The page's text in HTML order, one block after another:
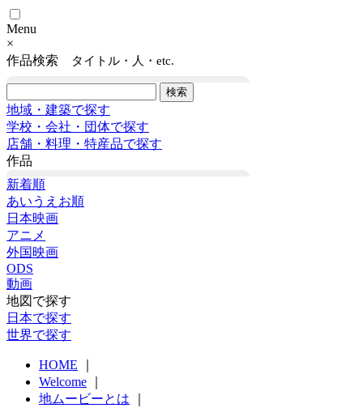
Menu
×
作品検索
タイトル・人・etc.
地域・建築で探す
学校・会社・団体で探す
店舗・料理・特産品で探す
作品
新着順
あいうえお順
日本映画
アニメ
外国映画
ODS
動画
地図で探す
日本で探す
世界で探す
HOME
Welcome
地ムービーとは